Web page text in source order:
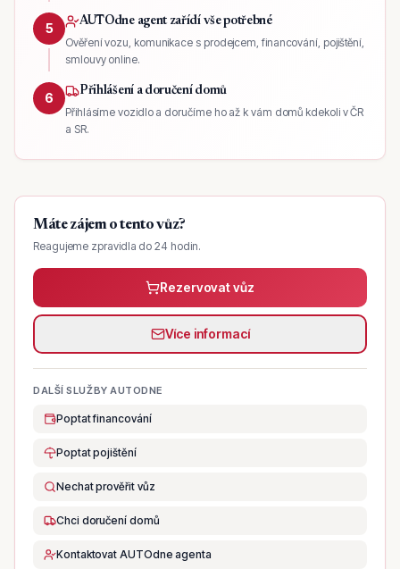
5 AUTOdne agent zařídí vše potřebné
Ověření vozu, komunikace s prodejcem, financování, pojištění,
smlouvy online.
6 Přihlášení a doručení domů
Přihlásíme vozidlo a doručíme ho až k vám domů kdekoli v ČR
a SR.
Máte zájem o tento vůz?
Reagujeme zpravidla do 24 hodin.
Rezervovat vůz
Více informací
DALŠÍ SLUŽBY AUTODNE
Poptat financování
Poptat pojištění
Nechat prověřit vůz
Chci doručení domů
Kontaktovat AUTOdne agenta